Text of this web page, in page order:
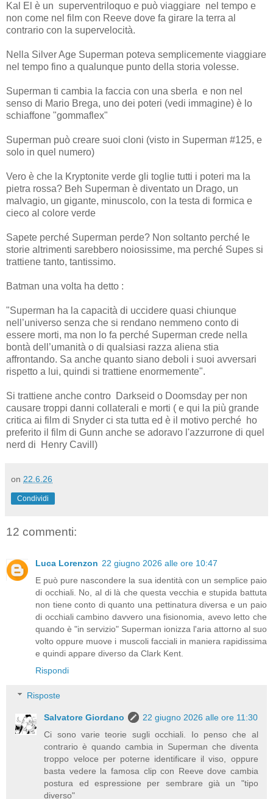
Kal El è un superventriloquo e può viaggiare nel tempo e
non come nel film con Reeve dove fa girare la terra al
contrario con la supervelocità.
Nella Silver Age Superman poteva semplicemente viaggiare
nel tempo fino a qualunque punto della storia volesse.
Superman ti cambia la faccia con una sberla e non nel
senso di Mario Brega, uno dei poteri (vedi immagine) è lo
schiaffone "gommaflex"
Superman può creare suoi cloni (visto in Superman #125, e
solo in quel numero)
Vero è che la Kryptonite verde gli toglie tutti i poteri ma la
pietra rossa? Beh Superman è diventato un Drago, un
malvagio, un gigante, minuscolo, con la testa di formica e
cieco al colore verde
Sapete perché Superman perde? Non soltanto perché le
storie altrimenti sarebbero noiosissime, ma perché Supes si
trattiene tanto, tantissimo.
Batman una volta ha detto :
"Superman ha la capacità di uccidere quasi chiunque
nell’universo senza che si rendano nemmeno conto di
essere morti, ma non lo fa perché Superman crede nella
bontà dell’umanità o di qualsiasi razza aliena stia
affrontando. Sa anche quanto siano deboli i suoi avversari
rispetto a lui, quindi si trattiene enormemente".
Si trattiene anche contro Darkseid o Doomsday per non
causare troppi danni collaterali e morti ( e qui la più grande
critica ai film di Snyder ci sta tutta ed è il motivo perché ho
preferito il film di Gunn anche se adoravo l'azzurrone di quel
nerd di Henry Cavill)
on 22.6.26
Condividi
12 commenti:
Luca Lorenzon 22 giugno 2026 alle ore 10:47
E può pure nascondere la sua identità con un semplice paio
di occhiali. No, al di là che questa vecchia e stupida battuta
non tiene conto di quanto una pettinatura diversa e un paio
di occhiali cambino davvero una fisionomia, avevo letto che
quando è "in servizio" Superman ionizza l'aria attorno al suo
volto oppure muove i muscoli facciali in maniera rapidissima
e quindi appare diverso da Clark Kent.
Rispondi
Risposte
Salvatore Giordano
22 giugno 2026 alle ore 11:30
Ci sono varie teorie sugli occhiali. Io penso che al
contrario è quando cambia in Superman che diventa
troppo veloce per poterne identificare il viso, oppure
basta vedere la famosa clip con Reeve dove cambia
postura ed espressione per sembrare già un "tipo
diverso"